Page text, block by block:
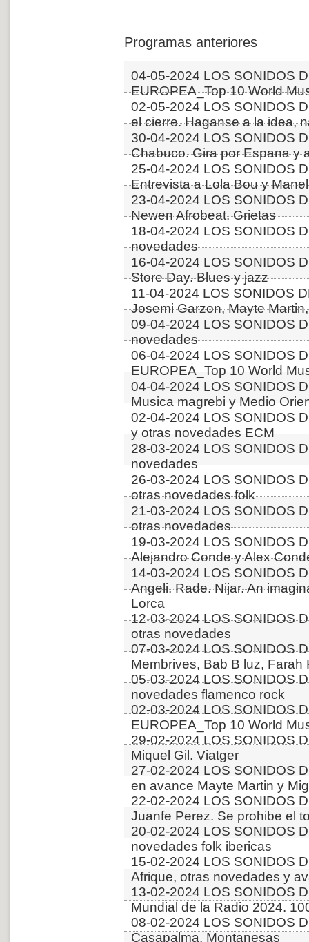
Programas anteriores
04-05-2024 LOS SONIDOS
EUROPEA_Top 10 World
02-05-2024 LOS SONIDOS
el cierre. Haganse a la idea,
30-04-2024 LOS SONIDOS
Chabuco. Gira por Espana y
25-04-2024 LOS SONIDOS
Entrevista a Lola Bou y
23-04-2024 LOS SONIDOS
Newen Afrobeat. Grietas
18-04-2024 LOS SONIDOS
novedades
16-04-2024 LOS SONIDOS
Store Day. Blues y jazz
11-04-2024 LOS SONIDOS
Josemi Garzon, Mayte
09-04-2024 LOS SONIDOS
novedades
06-04-2024 LOS SONIDOS
EUROPEA_Top 10 World
04-04-2024 LOS SONIDOS
Musica magrebi y Medio
02-04-2024 LOS SONIDOS
y otras novedades ECM
28-03-2024 LOS SONIDOS
novedades
26-03-2024 LOS SONIDOS
otras novedades folk
21-03-2024 LOS SONIDOS
otras novedades
19-03-2024 LOS SONIDOS
Alejandro Conde y Alex
14-03-2024 LOS SONIDOS
Angeli. Rade. Nijar. An
Lorca
12-03-2024 LOS SONIDOS
otras novedades
07-03-2024 LOS SONIDOS
Membrives, Bab B luz, Farah
05-03-2024 LOS SONIDOS
novedades flamenco rock
02-03-2024 LOS SONIDOS
EUROPEA_Top 10 World
29-02-2024 LOS SONIDOS
Miquel Gil. Viatger
27-02-2024 LOS SONIDOS
en avance Mayte Martin y
22-02-2024 LOS SONIDOS
Juanfe Perez. Se prohibe el
20-02-2024 LOS SONIDOS
novedades folk ibericas
15-02-2024 LOS SONIDOS
Afrique, otras novedades y
13-02-2024 LOS SONIDOS
Mundial de la Radio 2024.
08-02-2024 LOS SONIDOS
Casapalma. Montanesas